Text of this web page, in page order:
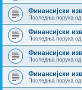
Финансијски
Последња порука од
Финансијски
Последња порука од
Финансијски
Последња порука од
Финансијски
Последња порука од